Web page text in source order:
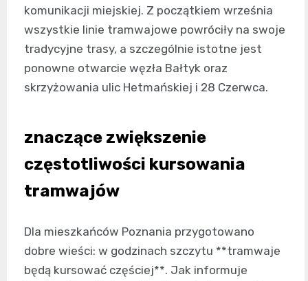
komunikacji miejskiej. Z początkiem września
wszystkie linie tramwajowe powróciły na swoje
tradycyjne trasy, a szczególnie istotne jest
ponowne otwarcie węzła Bałtyk oraz
skrzyżowania ulic Hetmańskiej i 28 Czerwca.
znaczące zwiększenie
częstotliwości kursowania
tramwajów
Dla mieszkańców Poznania przygotowano
dobre wieści: w godzinach szczytu **tramwaje
będą kursować częściej**. Jak informuje